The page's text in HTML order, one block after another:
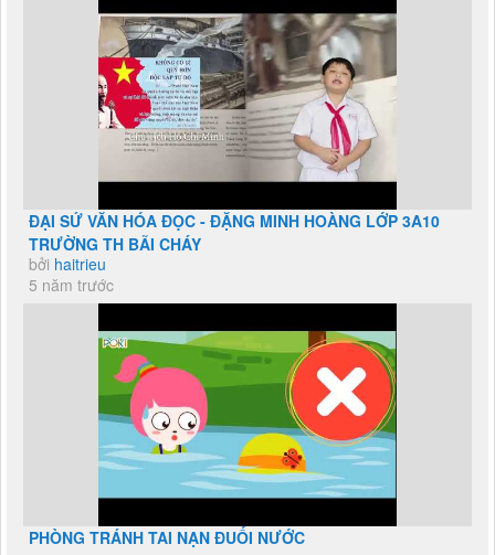
ĐẠI SỨ VĂN HÓA ĐỌC - ĐẶNG MINH HOÀNG LỚP 3A10
TRƯỜNG TH BÃI CHÁY
bởi haitrieu
5 năm trước
PHÒNG TRÁNH TAI NẠN ĐUỐI NƯỚC